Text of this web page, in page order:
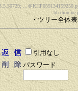
... ＠
・ツリー全体
引用なし
パスワード